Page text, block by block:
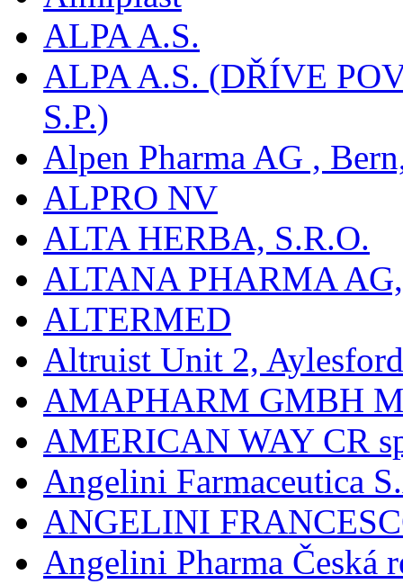
ALPA A.S.
ALPA A.S. (DŘÍVE
S.P.)
Alpen Pharma AG ,
ALPRO NV
ALTA HERBA, S.R.O.
ALTANA PHARMA
ALTERMED
Altruist Unit 2, Aylesford
AMAPHARM GMBH
AMERICAN WAY CR
Angelini Farmaceutica
ANGELINI
Angelini Pharma Česká